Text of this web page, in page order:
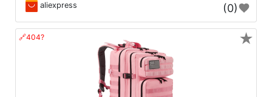
aliexpress (0)
🔗404? ★